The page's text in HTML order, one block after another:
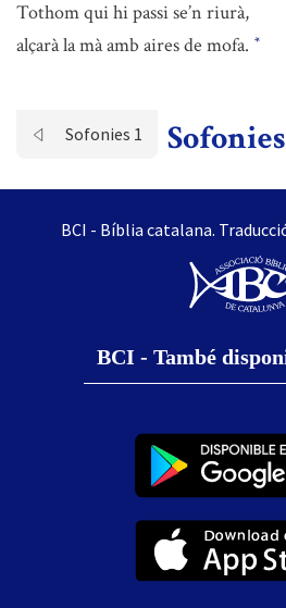
Tothom qui hi passi se’n riurà,
alçarà la mà amb aires de mofa. *
Sofonies 1
BCI - Bíblia catalana.
BCI - També